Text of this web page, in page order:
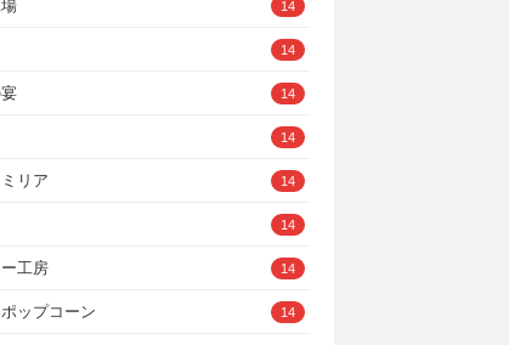
14
14
14
14
リア 14
14
工房 14
ップコーン 14